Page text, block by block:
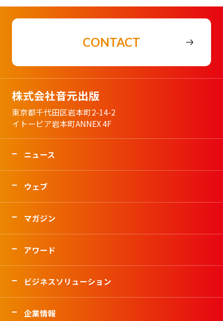
CONTACT
株式会社音元出版
東京都千代田区岩本町2-14-2
イトーピア岩本町ANNEX 4F
ニュース
ウェブ
マガジン
アワード
ビジネスソリューション
企業情報